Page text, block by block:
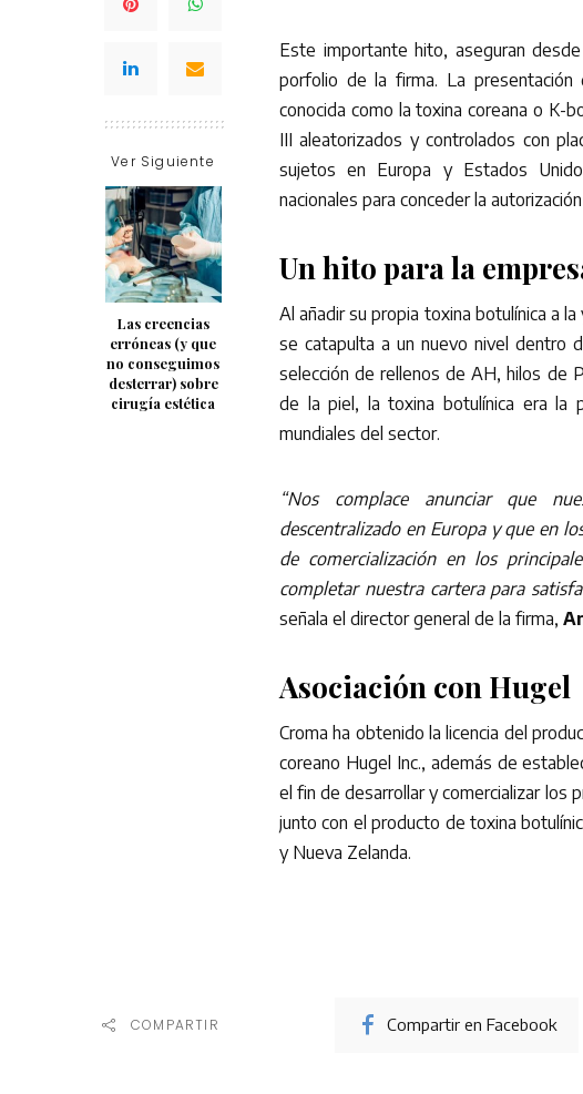
Ver Siguiente
Las creencias
erróneas (y que
no conseguimos
desterrar) sobre
cirugía estética
Este importante hito, aseguran
porfolio de la firma. La
conocida como la toxina coreana o K-
III aleatorizados y controlados con
sujetos en Europa y Estados
nacionales para conceder la
Un hito para la
Al añadir su propia toxina botulínica a
se catapulta a un nuevo nivel dentro
selección de rellenos de AH, hilos de
de la piel, la toxina botulínica era la
mundiales del sector.
“Nos complace anunciar que
descentralizado en Europa y que en
de comercialización en los
completar nuestra cartera para
señala el director general de la firma,
Asociación con Hugel
Croma ha obtenido la licencia del
coreano Hugel Inc., además de
el fin de desarrollar y comercializar los
junto con el producto de toxina
y Nueva Zelanda.
COMPARTIR Compartir en Facebook